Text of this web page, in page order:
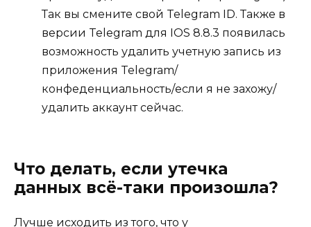
Так вы смените свой Telegram ID. Также в
версии Telegram для IOS 8.8.3 появилась
возможность удалить учетную запись из
приложения Telegram/
конфеденциальность/если я не захожу/
удалить аккаунт сейчаc.
Что делать, если утечка
данных всё-таки произошла?
Лучше исходить из того, что у